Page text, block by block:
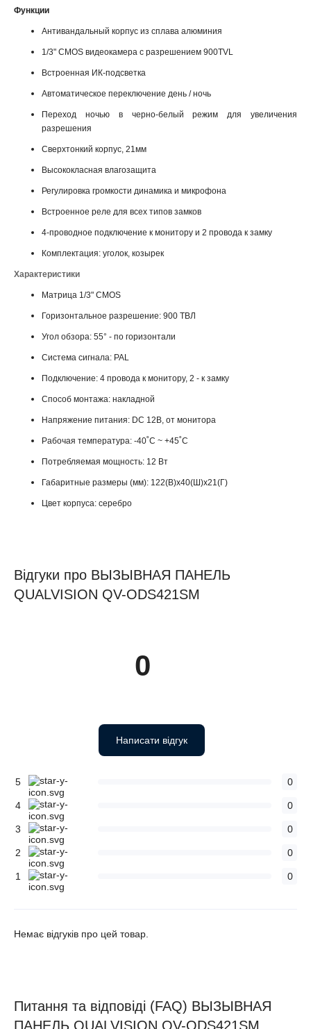
Функции
Антивандальный корпус из сплава алюминия
1/3" CMOS видеокамера с разрешением 900TVL
Встроенная ИК-подсветка
Автоматическое переключение день / ночь
Переход ночью в черно-белый режим для увеличения
разрешения
Сверхтонкий корпус, 21мм
Высококласная влагозащита
Регулировка громкости динамика и микрофона
Встроенное реле для всех типов замков
4-проводное подключение к монитору и 2 провода к замку
Комплектация: уголок, козырек
Характеристики
Матрица 1/3" CMOS
Горизонтальное разрешение: 900 ТВЛ
Угол обзора: 55° - по горизонтали
Система сигнала: PAL
Подключение: 4 провода к монитору, 2 - к замку
Способ монтажа: накладной
Напряжение питания: DC 12В, от монитора
Рабочая температура: -40˚С ~ +45˚C
Потребляемая мощность: 12 Вт
Габаритные размеры (мм): 122(В)х40(Ш)х21(Г)
Цвет корпуса: серебро
Відгуки про ВЫЗЫВНАЯ ПАНЕЛЬ
QUALVISION QV-ODS421SM
0
Написати відгук
5 0
4 0
3 0
2 0
1 0
Немає відгуків про цей товар.
Питання та відповіді (FAQ) ВЫЗЫВНАЯ
ПАНЕЛЬ QUALVISION QV-ODS421SM